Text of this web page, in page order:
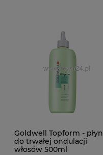
Goldwell Topform - płyn
do trwałej ondulacji
włosów 500ml